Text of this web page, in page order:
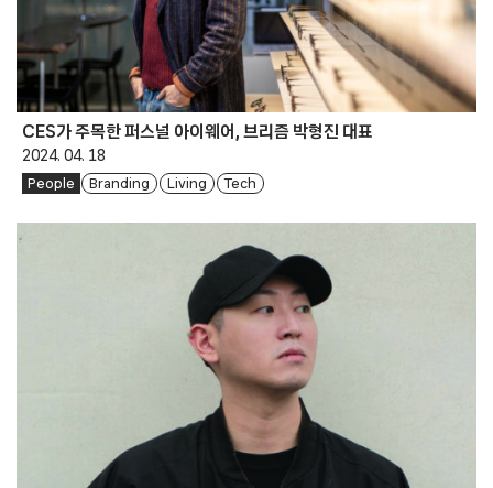
CES가 주목한 퍼스널 아이웨어, 브리즘 박형진 대표
2024. 04. 18
People Branding Living Tech